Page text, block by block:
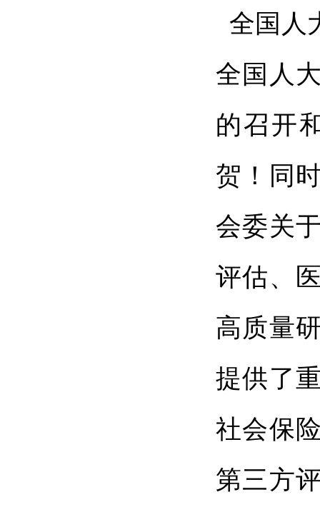
全国人
全国人
的召开
贺！同
会委关
评估、
高质量
提供了
社会保
第三方